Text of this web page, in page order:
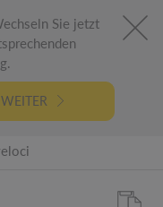
Sie jetzt
WEITER
prodotti